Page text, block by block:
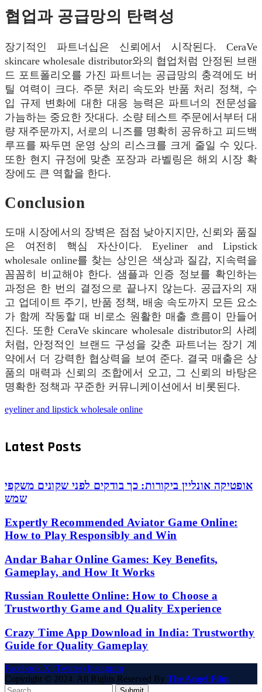
협업과 공급망의 탄력성
장기적인 파트너십은 신뢰에서 시작된다. CeraVe
skincare wholesale distributor와의 협업처럼 안정된 브랜
드 포트폴리오를 가진 파트너는 공급망의 충격에도 버
틸 여력이 크다. 주문 처리 속도와 반품 처리 정책, 수
입 규제 변화에 대한 대응 능력은 파트너의 전문성을
가늠하는 중요한 잣대다. 소량 테스트 주문에서부터 대
량 재주문까지, 서로의 니즈를 명확히 공유하고 피드백
루프를 짜두면 운영 상의 리스크를 크게 줄일 수 있다.
또한 현지 규정에 맞춘 포장과 라벨링은 해외 시장 확
장에도 큰 역할을 한다.
Conclusion
도매 시장에서의 장벽은 점점 낮아지지만, 신뢰와 품질
은 여전히 핵심 자산이다. Eyeliner and Lipstick
wholesale online를 찾는 상인은 색상과 질감, 지속력을
꼼꼼히 비교해야 한다. 샘플과 인증 정보를 확인하는
과정은 한 번의 결정으로 끝나지 않는다. 공급자의 재
고 업데이트 주기, 반품 정책, 배송 속도까지 모든 요소
가 함께 작동할 때 비로소 원활한 매출 흐름이 만들어
진다. 또한 CeraVe skincare wholesale distributor의 사례
처럼, 안정적인 브랜드 구성을 갖춘 파트너는 장기 계
약에서 더 강력한 협상력을 보여 준다. 결국 매출은 상
품의 매력과 신뢰의 조합에서 오고, 그 신뢰의 바탕은
명확한 정책과 꾸준한 커뮤니케이션에서 비롯된다.
eyeliner and lipstick wholesale online
Latest Posts
אופטיקה אונליין ביקורות: כך בודקים לפני שקונים משקפי
שמש
Expertly Recommended Aviator Game Online:
How to Play Responsibly and Win
Andar Bahar Online Games: Key Benefits,
Gameplay, and How It Works
Russian Roulette Online: How to Choose a
Trustworthy Game and Quality Experience
Crazy Time App Download in India: Trustworthy
Guide for Quality Gameplay
Facebook X (Twitter) Instagram
Copyright © 2024. All Rights Reserved By The Angel Film